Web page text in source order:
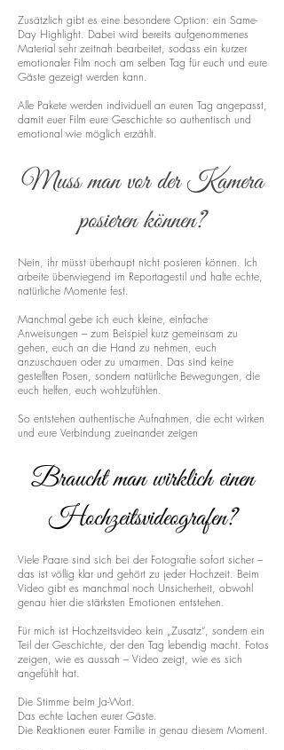
Zusätzlich gibt es eine besondere Option: ein Same-
Day Highlight. Dabei wird bereits aufgenommenes
Material sehr zeitnah bearbeitet, sodass ein kurzer
emotionaler Film noch am selben Tag für euch und eure
Gäste gezeigt werden kann.
Alle Pakete werden individuell an euren Tag angepasst,
damit euer Film eure Geschichte so authentisch und
emotional wie möglich erzählt.
Muss man vor der Kamera
posieren können?
Nein, ihr müsst überhaupt nicht posieren können. Ich
arbeite überwiegend im Reportagestil und halte echte,
natürliche Momente fest.
Manchmal gebe ich euch kleine, einfache
Anweisungen – zum Beispiel kurz gemeinsam zu
gehen, euch an die Hand zu nehmen, euch
anzuschauen oder zu umarmen. Das sind keine
gestellten Posen, sondern natürliche Bewegungen, die
euch helfen, euch wohlzufühlen.
So entstehen authentische Aufnahmen, die echt wirken
und eure Verbindung zueinander zeigen
Braucht man wirklich einen
Hochzeitsvideografen?
Viele Paare sind sich bei der Fotografie sofort sicher –
das ist völlig klar und gehört zu jeder Hochzeit. Beim
Video gibt es manchmal noch Unsicherheit, obwohl
genau hier die stärksten Emotionen entstehen.
Für mich ist Hochzeitsvideo kein „Zusatz“, sondern ein
Teil der Geschichte, der den Tag lebendig macht. Fotos
zeigen, wie es aussah – Video zeigt, wie es sich
angefühlt hat.
Die Stimme beim Ja-Wort.
Das echte Lachen eurer Gäste.
Die Reaktionen eurer Familie in genau diesem Moment.